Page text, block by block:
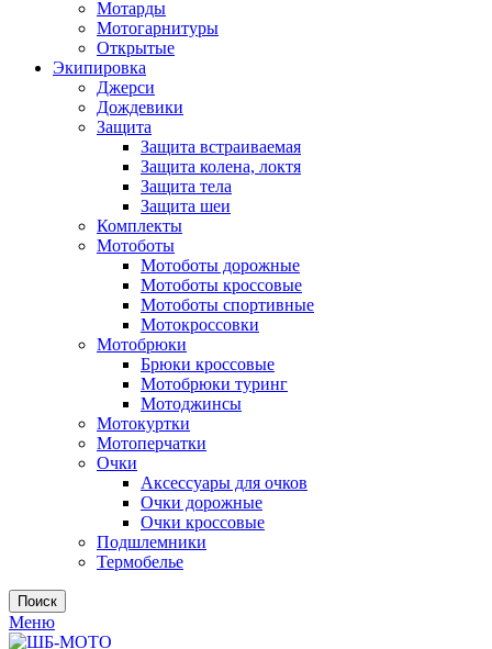
Мотарды
Мотогарнитуры
Открытые
Экипировка
Джерси
Дождевики
Защита
Защита встраиваемая
Защита колена, локтя
Защита тела
Защита шеи
Комплекты
Мотоботы
Мотоботы дорожные
Мотоботы кроссовые
Мотоботы спортивные
Мотокроссовки
Мотобрюки
Брюки кроссовые
Мотобрюки туринг
Мотоджинсы
Мотокуртки
Мотоперчатки
Очки
Аксессуары для очков
Очки дорожные
Очки кроссовые
Подшлемники
Термобелье
Поиск
Меню